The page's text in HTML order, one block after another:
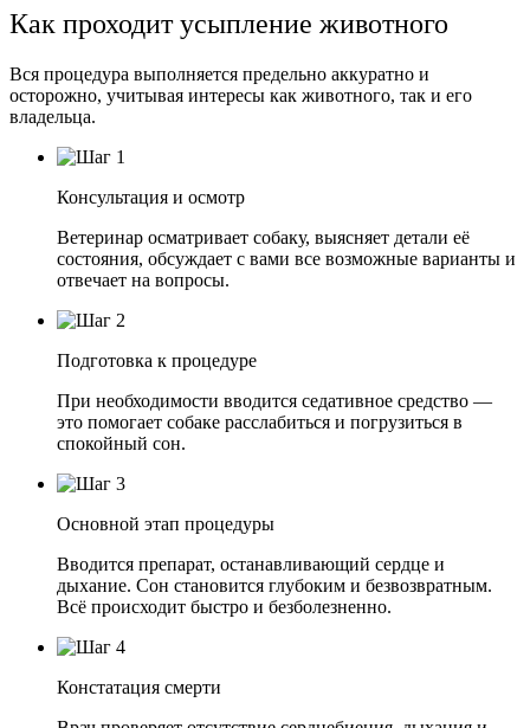
Как проходит усыпление животного
Вся процедура выполняется предельно аккуратно и
осторожно, учитывая интересы как животного, так и его
владельца.
Консультация и осмотр
Ветеринар осматривает собаку, выясняет детали её
состояния, обсуждает с вами все возможные варианты и
отвечает на вопросы.
Подготовка к процедуре
При необходимости вводится седативное средство —
это помогает собаке расслабиться и погрузиться в
спокойный сон.
Основной этап процедуры
Вводится препарат, останавливающий сердце и
дыхание. Сон становится глубоким и безвозвратным.
Всё происходит быстро и безболезненно.
Констатация смерти